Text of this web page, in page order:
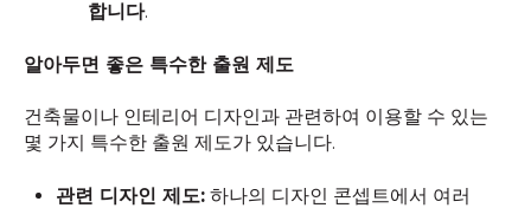
합니다.
알아두면 좋은 특수한 출원 제도
건축물이나 인테리어 디자인과 관련하여 이용할 수 있는
몇 가지 특수한 출원 제도가 있습니다.
관련 디자인 제도: 하나의 디자인 콘셉트에서 여러